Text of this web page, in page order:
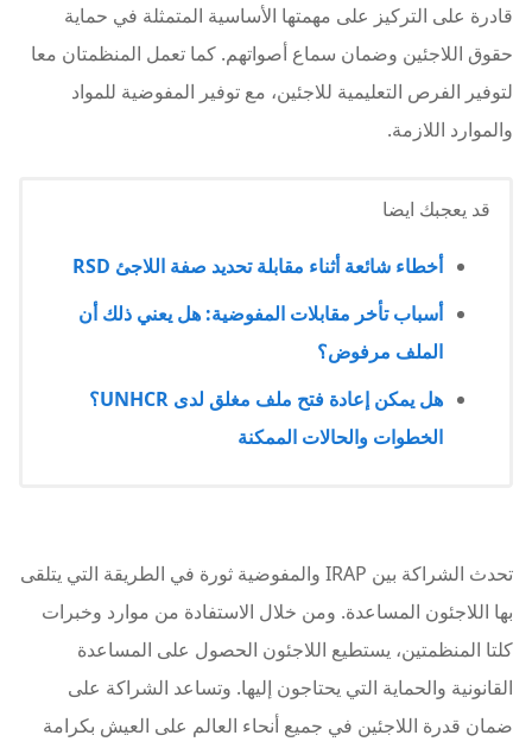
قادرة على التركيز على مهمتها الأساسية المتمثلة في حماية
حقوق اللاجئين وضمان سماع أصواتهم. كما تعمل المنظمتان معا
لتوفير الفرص التعليمية للاجئين، مع توفير المفوضية للمواد
والموارد اللازمة.
قد يعجبك ايضا
أخطاء شائعة أثناء مقابلة تحديد صفة اللاجئ RSD
أسباب تأخر مقابلات المفوضية: هل يعني ذلك أن
الملف مرفوض؟
هل يمكن إعادة فتح ملف مغلق لدى UNHCR؟
الخطوات والحالات الممكنة
تحدث الشراكة بين IRAP والمفوضية ثورة في الطريقة التي يتلقى
بها اللاجئون المساعدة. ومن خلال الاستفادة من موارد وخبرات
كلتا المنظمتين، يستطيع اللاجئون الحصول على المساعدة
القانونية والحماية التي يحتاجون إليها. وتساعد الشراكة على
ضمان قدرة اللاجئين في جميع أنحاء العالم على العيش بكرامة